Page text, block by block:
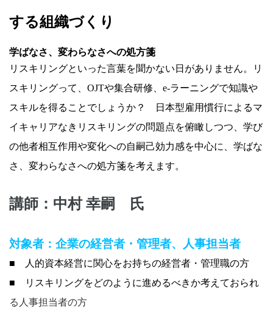
する組織づくり
学ばなさ、変わらなさへの処方箋
リスキリングといった言葉を聞かない日がありません。
リ
スキリングって、OJTや集合研修、e-ラーニングで知識や
スキルを得ることでしょうか？ 日本型雇用慣行によるマ
イキャリアなきリスキリングの問題点を俯瞰しつつ、学び
の他者相互作用や変化への自嗣己効力感を中心に、学ばな
さ、変わらなさへの処方箋を考えます。
講師：中村 幸嗣 氏
対象者： 企業の経営者・管理者、人事担当者
■
人的資本経営に関心をお持ちの経営者・管理職の方
■ リスキリングをどのように進めるべきか考えておられ
る人事担当者の方